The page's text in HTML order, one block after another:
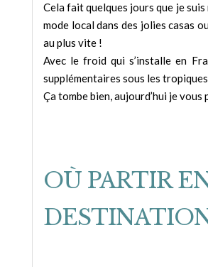
Cela fait quelques jours que je
mode local dans des jolies casas
au plus vite !
Avec le froid qui s’installe en
supplémentaires sous les
Ça tombe bien, aujourd’hui je
OÙ PARTIR